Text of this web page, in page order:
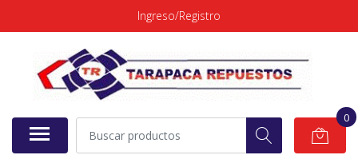
Ingreso/Registro
0